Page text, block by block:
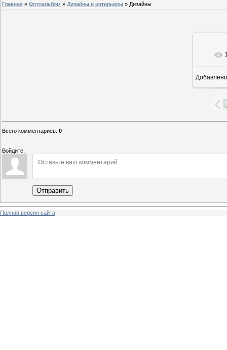
Главная » Фотоальбом » Дизайны и интерьеры » Дизайны
Добавлено
Всего комментариев: 0
Войдите:
Отправить
Полная версия сайта